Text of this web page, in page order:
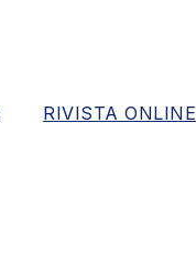
RIVISTA ONLINE